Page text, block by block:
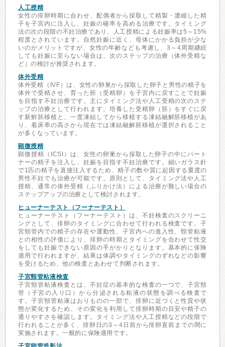
人工授精
女性の排卵時期に合わせ、配偶者から採取して精製・濃縮した精
子を子宮内に注入し、妊娠の確率を高める治療です。タイミング
法の次の段階の不妊治療であり、人工授精による妊娠率は5～15%
程度とされています。自然妊娠に近く、母体にかかる負担が少な
いのがメリットですが、女性の年齢なども考慮し、3～4周期継続
しても妊娠に至らない場合は、次のステップの治療（体外受精な
ど）の検討が推奨されます。
体外受精
体外受精（IVF）は、女性の卵巣から採取した卵子と男性の精子を
体外で受精させ、育った胚（受精卵）を子宮内に戻すことで妊娠
を目指す不妊治療です。主にタイミング法や人工受精の次のステ
ップの治療として行われます。培養した受精卵（胚）をすぐに戻
す新鮮胚移植と、一度凍結してから移植する凍結融解胚移植があ
り、着床率の高さから現在では凍結融解胚移植が選択されること
が多くなっています。
顕微授精
顕微授精（ICSI）は、女性の卵巣から採取した卵子の中にパート
ナーの精子を注入し、妊娠を目指す不妊治療です。細いガラス針
で1匹の精子を直接注入するため、精子の数や質に起因する重度の
男性不妊でも治療が可能です。原則として、タイミング法や人工
授精、通常の体外受精（ふりかけ法）による治療が難しい場合の
ステップアップの治療として検討されます。
ヒューナーテスト（フーナーテスト）
ヒューナーテスト（フーナーテスト）は、不妊検査のスクリーニ
ングとして、排卵のタイミングに合わせて行われる検査です。子
宮頸管内での精子の存在や運動性、子宮内への進入性、頸管粘液
との相性の評価により、排卵の時期とタイミングを合わせて性交
をしても妊娠できない原因の手がかりとなります。基本的に保険
適用で行われますが、結果は体調やタイミングのずれなどの影響
を受けるため、他の検査とあわせて判断されます。
子宮頸管粘液検査
子宮頸管粘液検査とは、不妊症の基本的な検査の一つで、子宮頸
管（子宮の入り口）から分泌される粘液の状態を調べる検査で
す。子宮頸管粘液はおりものの一部で、排卵に近づくと性質や状
態が変化するため、その変化を利用して排卵時期の目安や精子の
通りやすさを確認します。タイミング法や人工授精などの段階で
行われることが多く、排卵日の3～4日前から排卵直前までの間に
実施されます。一般的に保険適用です。